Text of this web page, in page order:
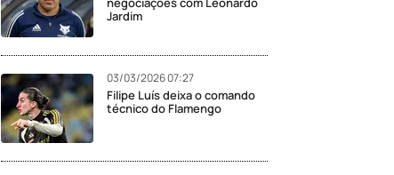
Jardim
03/03/2026 07:27
Filipe Luís deixa o comando
técnico do Flamengo